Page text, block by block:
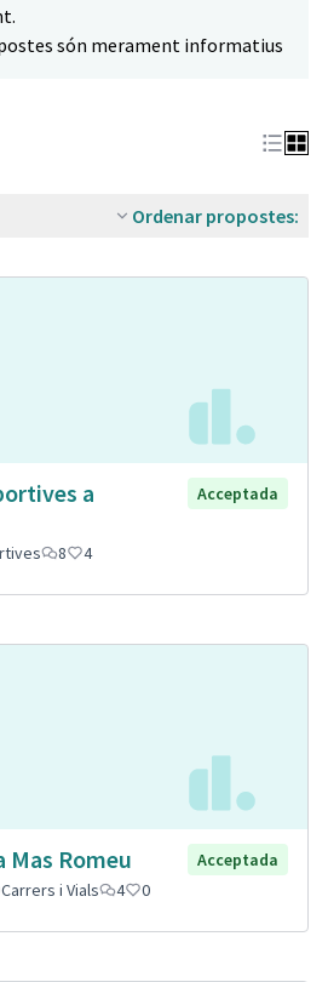
són merament informatius
Ordenar propostes:
a
Acceptada
8 4
Mas Romeu
Acceptada
Carrers i Vials 4 0